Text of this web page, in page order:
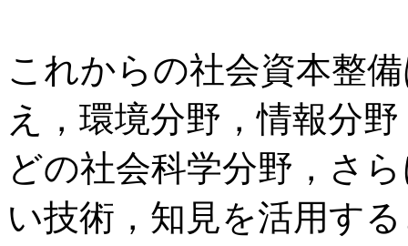
これからの社会資本整
え，環境分野，情報分
どの社会科学分野，さ
い技術，知見を活用す